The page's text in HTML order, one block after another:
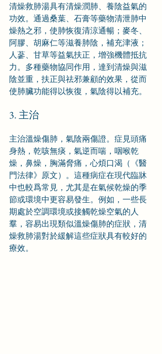
清燥救肺湯具有清燥潤肺、養陰益氣的
功效。通過桑葉、石膏等藥物清泄肺中
燥熱之邪，使肺恢復清涼通暢；麥冬、
阿膠、胡麻仁等滋養肺陰，補充津液；
人蔘、甘草等益氣扶正，增強機體抵抗
力。多種藥物協同作用，達到清燥與滋
陰並重，扶正與祛邪兼顧的效果，從而
使肺臟功能得以恢復，氣陰得以補充。
3. 主治
主治溫燥傷肺，氣陰兩傷證。症見頭痛
身熱，乾咳無痰，氣逆而喘，咽喉乾
燥，鼻燥，胸滿脅痛，心煩口渴（《醫
門法律》原文）。這種病症在現代臨牀
中也較爲常見，尤其是在氣候乾燥的季
節或環境中更容易發生。例如，一些長
期處於空調環境或接觸乾燥空氣的人
羣，容易出現類似溫燥傷肺的症狀，清
燥救肺湯對於緩解這些症狀具有較好的
療效。